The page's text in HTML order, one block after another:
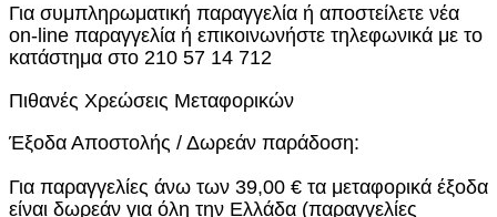
Για συμπληρωματική παραγγελία ή αποστείλετε νέα
on-line παραγγελία ή επικοινωνήστε τηλεφωνικά με το
κατάστημα στο 210 57 14 712
Πιθανές Χρεώσεις Μεταφορικών
Έξοδα Αποστολής / Δωρεάν παράδοση:
Για παραγγελίες άνω των 39,00 € τα μεταφορικά έξοδα
είναι δωρεάν για όλη την Ελλάδα (παραγγελίες